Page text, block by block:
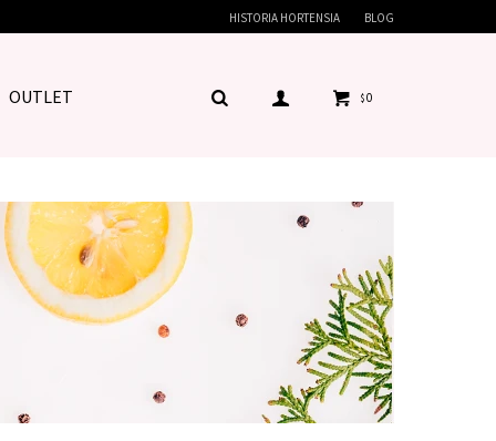
OUTLET $0
HISTORIA HORTENSIA BLOG